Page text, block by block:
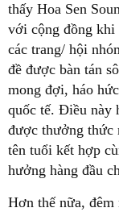
thấy Hoa Sen
với cộng đồng khi
các trang/ hội
đề được bàn tán
mong đợi, háo
quốc tế. Điều này
được thưởng thức
tên tuổi kết hợp
hưởng hàng đầu
Hơn thế nữa,